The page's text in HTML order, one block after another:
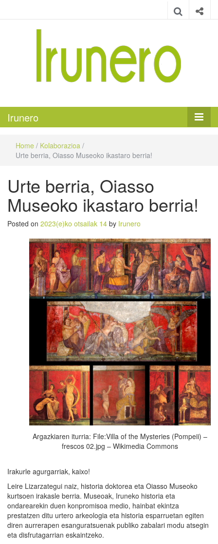
Irunero
Home / Kolaborazioa /
Urte berria, Oiasso Museoko ikastaro berria!
Urte berria, Oiasso
Museoko ikastaro berria!
Posted on 2023(e)ko otsailak 14 by Irunero
Argazkiaren iturria: File:Villa of the Mysteries (Pompeii) –
frescos 02.jpg – Wikimedia Commons
Irakurle agurgarriak, kaixo!
Leire Lizarzategui naiz, historia doktorea eta Oiasso Museoko
kurtsoen irakasle berria. Museoak, Iruneko historia eta
ondarearekin duen konpromisoa medio, hainbat ekintza
prestatzen ditu urtero arkeologia eta historia esparruetan egiten
diren aurrerapen esanguratsuenak publiko zabalari modu atsegin
eta disfrutagarrian eskaintzeko.